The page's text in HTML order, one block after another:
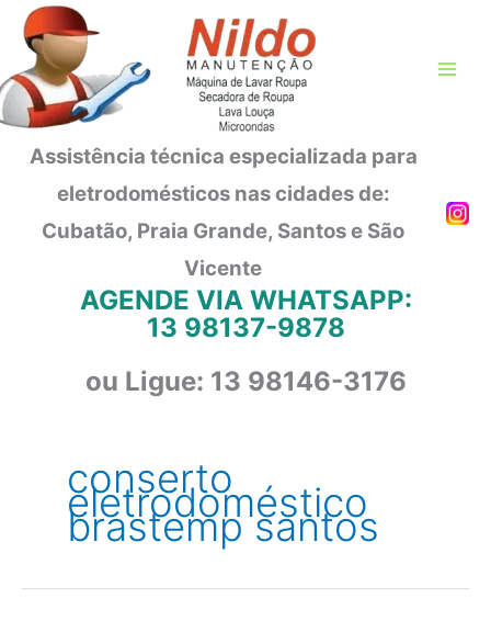
para
conteúdo
Assistência técnica especializada para
eletrodomésticos nas cidades de:
Cubatão, Praia Grande, Santos e São
Vicente
AGENDE VIA WHATSAPP:
13 98137-9878
ou Ligue: 13 98146-3176
conserto
eletrodoméstico
brastemp santos